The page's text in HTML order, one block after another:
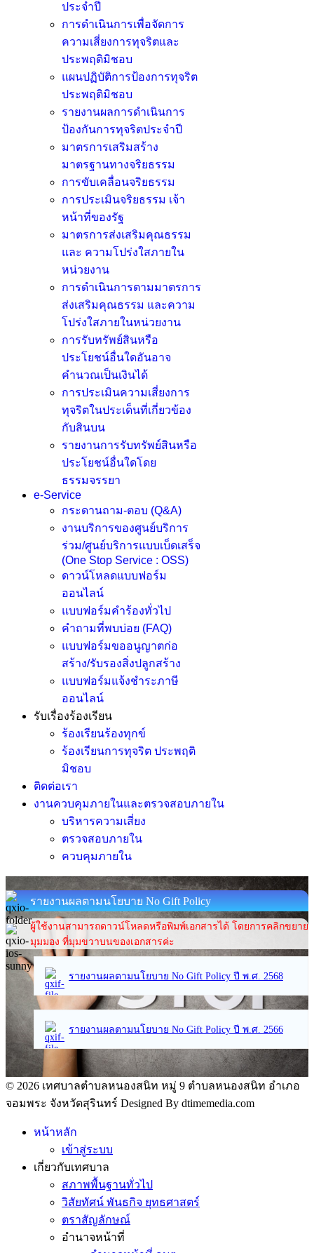
ประจำปี
การดำเนินการเพื่อจัดการ
ความเสี่ยงการทุจริตและ
ประพฤติมิชอบ
แผนปฏิบัติการป้องการทุจริต
ประพฤติมิชอบ
รายงานผลการดำเนินการ
ป้องกันการทุจริตประจำปี
มาตรการเสริมสร้าง
มาตรฐานทางจริยธรรม
การขับเคลื่อนจริยธรรม
การประเมินจริยธรรม เจ้า
หน้าที่ของรัฐ
มาตรการส่งเสริมคุณธรรม
และ ความโปร่งใสภายใน
หน่วยงาน
การดำเนินการตามมาตรการ
ส่งเสริมคุณธรรม และความ
โปร่งใสภายในหน่วยงาน
การรับทรัพย์สินหรือ
ประโยชน์อื่นใดอันอาจ
คำนวณเป็นเงินได้
การประเมินความเสี่ยงการ
ทุจริตในประเด็นที่เกี่ยวข้อง
กับสินบน
รายงานการรับทรัพย์สินหรือ
ประโยชน์อื่นใดโดย
ธรรมจรรยา
e-Service
กระดานถาม-ตอบ (Q&A)
งานบริการของศูนย์บริการ
ร่วม/ศูนย์บริการแบบเบ็ดเสร็จ
(One Stop Service : OSS)
ดาวน์โหลดแบบฟอร์ม
ออนไลน์
แบบฟอร์มคำร้องทั่วไป
คำถามที่พบบ่อย (FAQ)
แบบฟอร์มขออนูญาตก่อ
สร้าง/รับรองสิ่งปลูกสร้าง
แบบฟอร์มแจ้งชำระภาษี
ออนไลน์
รับเรื่องร้องเรียน
ร้องเรียนร้องทุกข์
ร้องเรียนการทุจริต ประพฤติ
มิชอบ
ติดต่อเรา
งานควบคุมภายในและตรวจสอบภายใน
บริหารความเสี่ยง
ตรวจสอบภายใน
ควบคุมภายใน
รายงานผลตามนโยบาย No Gift Policy
ผู้ใช้งานสามารถดาวน์โหลดหรือพิมพ์เอกสารได้ โดยการคลิกขยาย
มุมมอง ที่มุมขวาบนของเอกสารค่ะ
รายงานผลตามนโยบาย No Gift Policy ปี พ.ศ. 2568
รายงานผลตามนโยบาย No Gift Policy ปี พ.ศ. 2566
© 2026 เทศบาลตำบลหนองสนิท หมู่ 9 ตำบลหนองสนิท อำเภอ
จอมพระ จังหวัดสุรินทร์ Designed By dtimemedia.com
หน้าหลัก
เข้าสู่ระบบ
เกี่ยวกับเทศบาล
สภาพพื้นฐานทั่วไป
วิสัยทัศน์ พันธกิจ ยุทธศาสตร์
ตราสัญลักษณ์
อำนาจหน้าที่